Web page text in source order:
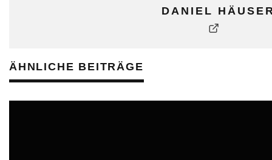
DANIEL
ÄHNLICHE BEITRÄGE